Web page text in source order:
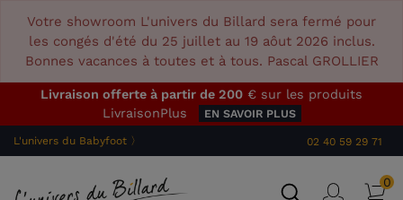
Votre showroom L'univers du Billard sera fermé pour
les congés d'été du 25 juillet au 19 aôut 2026 inclus.
Bonnes vacances à toutes et à tous. Pascal GROLLIER
Livraison offerte à partir de 200 € sur les produits
LivraisonPlus
EN SAVOIR PLUS
L'univers du Babyfoot 〉 02 40 59 29 71
0